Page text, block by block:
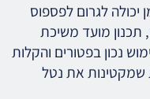
יכולה לגרום לפספוס
מועד משיכת
נכון בפטורים והקלות
שמקטינות את נטל